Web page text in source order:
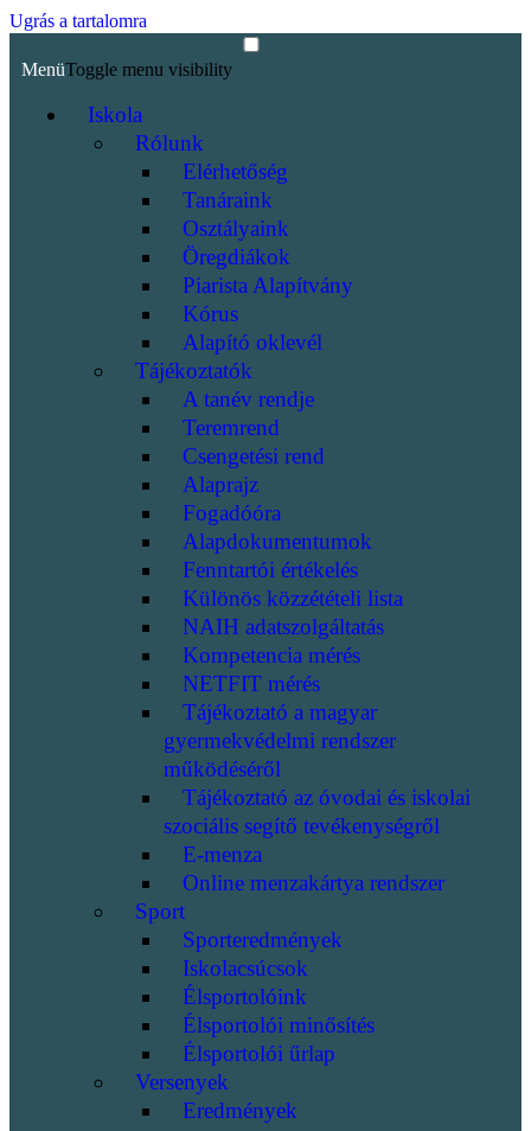
Ugrás a tartalomra
MenüToggle menu visibility
Iskola
Rólunk
Elérhetőség
Tanáraink
Osztályaink
Öregdiákok
Piarista Alapítvány
Kórus
Alapító oklevél
Tájékoztatók
A tanév rendje
Teremrend
Csengetési rend
Alaprajz
Fogadóóra
Alapdokumentumok
Fenntartói értékelés
Különös közzétételi lista
NAIH adatszolgáltatás
Kompetencia mérés
NETFIT mérés
Tájékoztató a magyar
gyermekvédelmi rendszer
működéséről
Tájékoztató az óvodai és iskolai
szociális segítő tevékenységről
E-menza
Online menzakártya rendszer
Sport
Sporteredmények
Iskolacsúcsok
Élsportolóink
Élsportolói minősítés
Élsportolói űrlap
Versenyek
Eredmények